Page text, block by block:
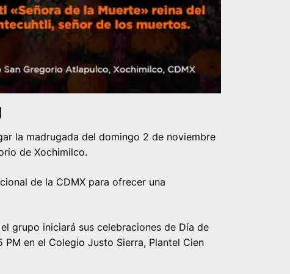
la madrugada del domingo 2 de noviembre
de Xochimilco.
de la CDMX para ofrecer una
grupo iniciará sus celebraciones de Día de
en el Colegio Justo Sierra, Plantel Cien